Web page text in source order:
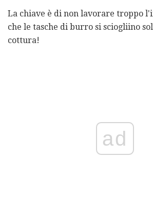
La chiave è di non lavorare troppo
che le tasche di burro si sciogliino
cottura!
ad